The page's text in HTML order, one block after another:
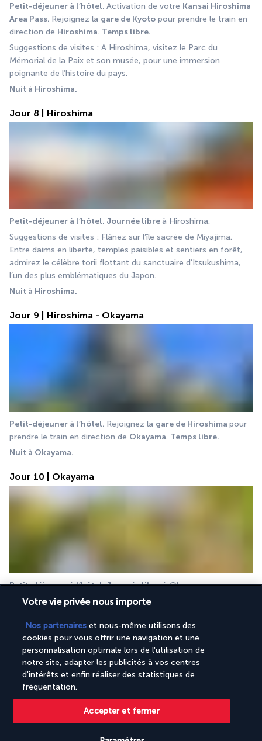
Petit-déjeuner à l’hôtel. Activation de votre Kansai Hiroshima
Area Pass. Rejoignez la gare de Kyoto pour prendre le train en
direction de Hiroshima. Temps libre.
Suggestions de visites : A Hiroshima, visitez le Parc du
Mémorial de la Paix et son musée, pour une immersion
poignante de l’histoire du pays.
Nuit à Hiroshima.
Jour 8 | Hiroshima
Petit-déjeuner à l’hôtel. Journée libre à Hiroshima.
Suggestions de visites : Flânez sur l’île sacrée de Miyajima.
Entre daims en liberté, temples paisibles et sentiers en forêt,
admirez le célèbre torii flottant du sanctuaire d’Itsukushima,
l’un des plus emblématiques du Japon.
Nuit à Hiroshima.
Jour 9 | Hiroshima - Okayama
Petit-déjeuner à l’hôtel. Rejoignez la gare de Hiroshima pour
prendre le train en direction de Okayama. Temps libre.
Nuit à Okayama.
Jour 10 | Okayama
Petit-déjeuner à l’hôtel. Journée libre à Okayama.
Suggestions de visites : Visitez le splendide jardin Korakuen,
découvrir son quartier historique aux canaux paisibles et
maisons de marchands préservées.
Nuit à Okayama.
Jour 11 | Okayama - Osaka
Votre vie privée nous importe
Nos partenaires et nous-même utilisons des
cookies pour vous offrir une navigation et une
personnalisation optimale lors de l'utilisation de
notre site, adapter les publicités à vos centres
d'intérêts et enfin réaliser des statistiques de
fréquentation.
Accepter et fermer